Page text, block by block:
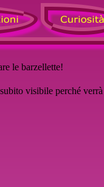
le barzellette!
visibile perché